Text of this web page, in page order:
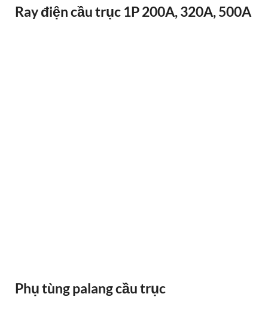
Ray điện cầu trục 1P 200A, 320A, 500A
Phụ tùng palang cầu trục